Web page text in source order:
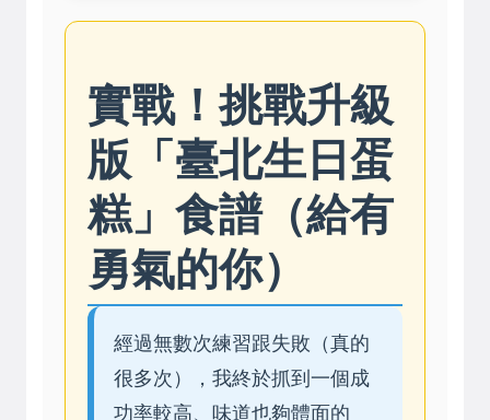
實戰！挑戰升級
版「臺北生日蛋
糕」食譜（給有
勇氣的你）
經過無數次練習跟失敗（真的
很多次），我終於抓到一個成
功率較高、味道也夠體面的